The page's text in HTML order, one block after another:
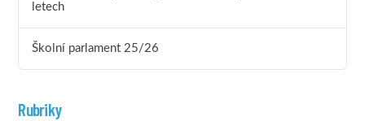
letech
Školní parlament 25/26
Rubriky